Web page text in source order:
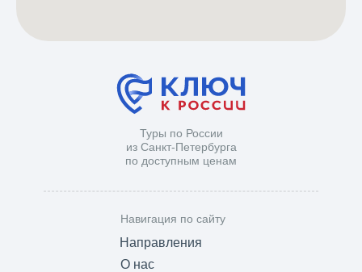
Навигация по сайту
Направления
О нас
Туры по России
из Санкт-Петербурга
по доступным ценам